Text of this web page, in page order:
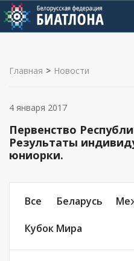
Главная > Новости
Первенство
Результаты
юниорки.
Все Беларусь
Кубок Мира
4 января 2017